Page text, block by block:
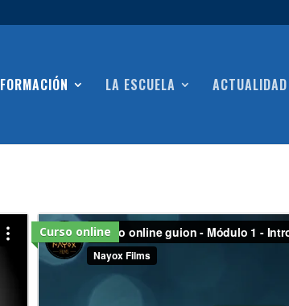
FORMACIÓN LA ESCUELA ACTUALIDAD
Curso online